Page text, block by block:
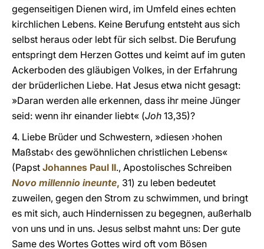
gegenseitigen Dienen wird, im Umfeld eines echten
kirchlichen Lebens. Keine Berufung entsteht aus sich
selbst heraus oder lebt für sich selbst. Die Berufung
entspringt dem Herzen Gottes und keimt auf im guten
Ackerboden des gläubigen Volkes, in der Erfahrung
der brüderlichen Liebe. Hat Jesus etwa nicht gesagt:
»Daran werden alle erkennen, dass ihr meine Jünger
seid: wenn ihr einander liebt« (Joh 13,35)?
4. Liebe Brüder und Schwestern, »diesen ›hohen
Maßstab‹ des gewöhnlichen christlichen Lebens«
(Papst Johannes Paul II., Apostolisches Schreiben
Novo millennio ineunte, 31) zu leben bedeutet
zuweilen, gegen den Strom zu schwimmen, und bringt
es mit sich, auch Hindernissen zu begegnen, außerhalb
von uns und in uns. Jesus selbst mahnt uns: Der gute
Same des Wortes Gottes wird oft vom Bösen